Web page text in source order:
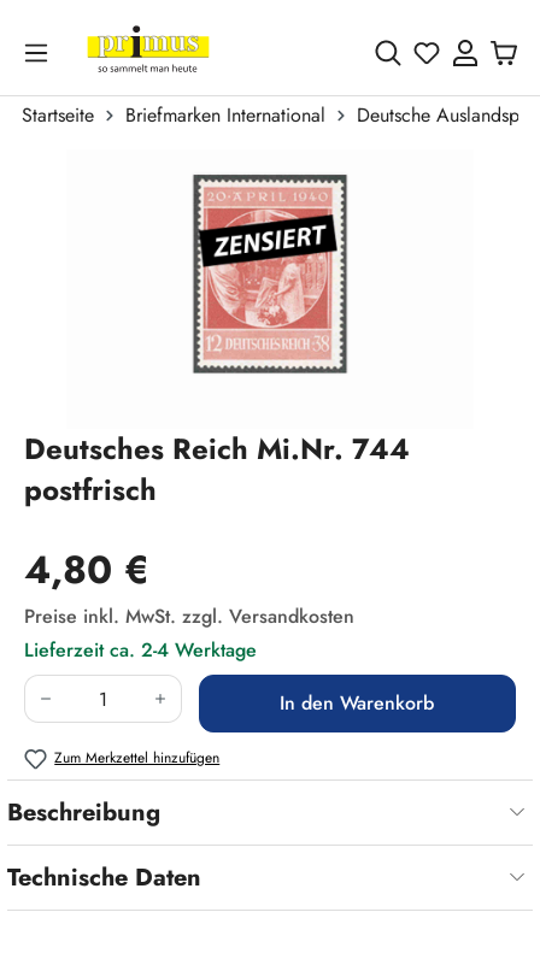
Zum Hauptinhalt springen
Du hast 0
Startseite Briefmarken International
Deutsche
Deutsches Reich Mi.Nr. 744
postfrisch
Regulärer Preis:
4,80 €
Preise inkl. MwSt. zzgl. Versandkosten
Lieferzeit ca. 2-4 Werktage
Produkt Anzahl: Gib den gewünschten Wert
In den Warenkorb
Zum Merkzettel hinzufügen
Beschreibung
Technische Daten